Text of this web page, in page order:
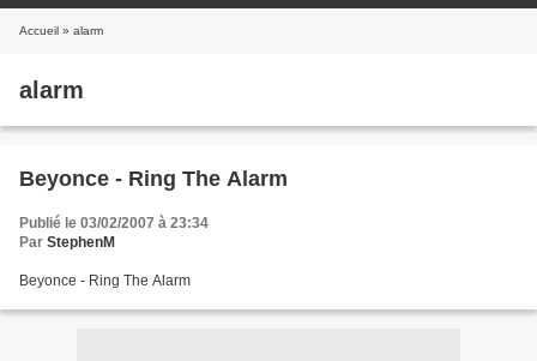
Accueil » alarm
alarm
Beyonce - Ring The Alarm
Publié le 03/02/2007 à 23:34
Par StephenM
Beyonce - Ring The Alarm